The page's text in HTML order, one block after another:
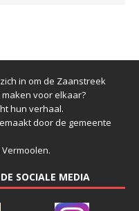
in om de Zaanstreek
voor elkaar?
hun verhaal.
door de gemeente
SOCIALE MEDIA